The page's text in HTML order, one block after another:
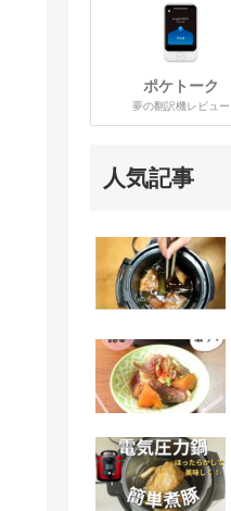
ポケトーク
夢の翻訳機レビュー
人気記事